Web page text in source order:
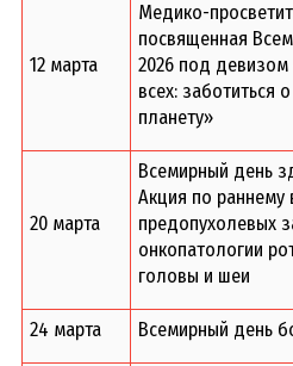
12 марта
Медико-
посвященная
2026 под
всех: заботиться
планету»
20 марта
Всемирный день
Акция по
предопухолевых
онкопатологии
головы и шеи
24 марта Всемирный день